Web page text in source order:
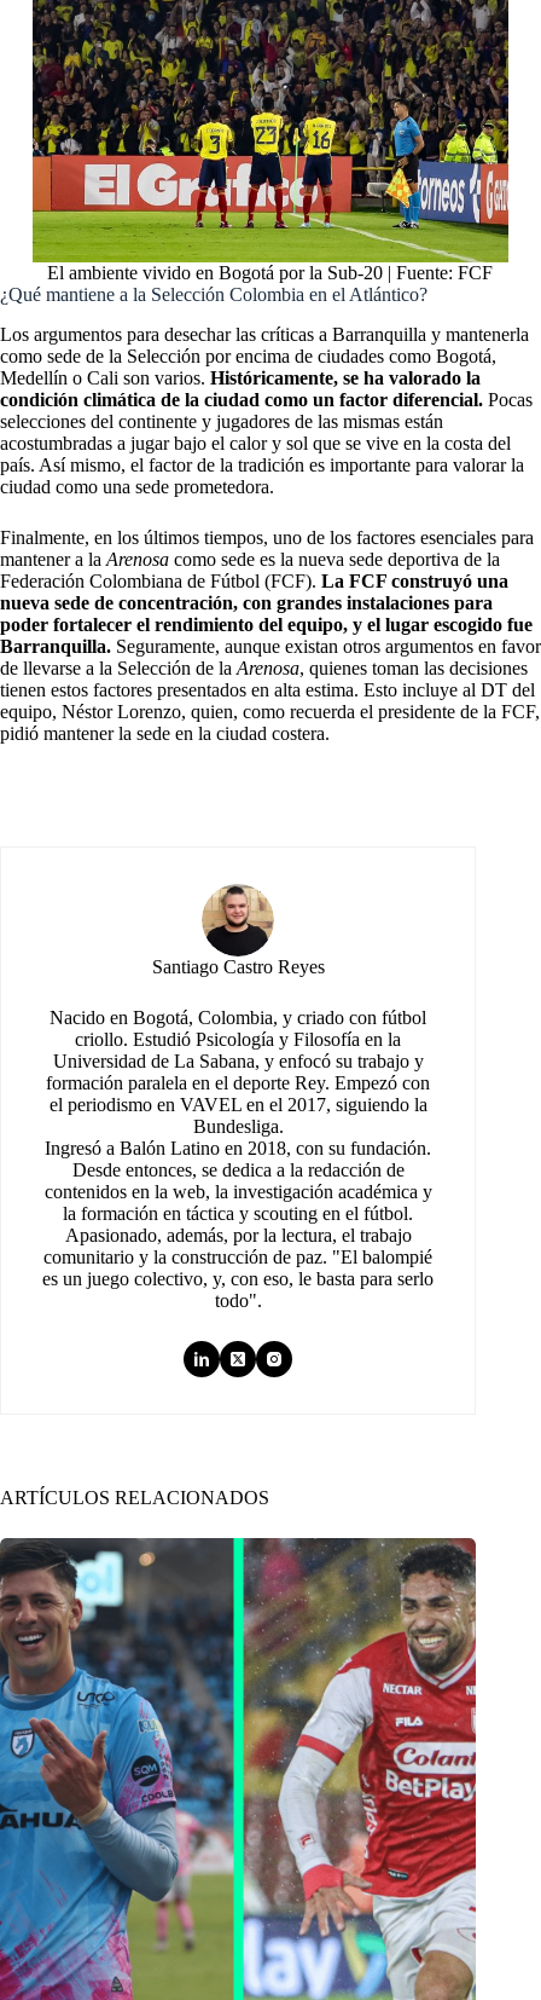
El ambiente vivido en Bogotá por la Sub-20 | Fuente: FCF
¿Qué mantiene a la Selección Colombia en el Atlántico?
Los argumentos para desechar las críticas a Barranquilla y mantenerla
como sede de la Selección por encima de ciudades como Bogotá,
Medellín o Cali son varios. Históricamente, se ha valorado la
condición climática de la ciudad como un factor diferencial. Pocas
selecciones del continente y jugadores de las mismas están
acostumbradas a jugar bajo el calor y sol que se vive en la costa del
país. Así mismo, el factor de la tradición es importante para valorar la
ciudad como una sede prometedora.
Finalmente, en los últimos tiempos, uno de los factores esenciales para
mantener a la Arenosa como sede es la nueva sede deportiva de la
Federación Colombiana de Fútbol (FCF). La FCF construyó una
nueva sede de concentración, con grandes instalaciones para
poder fortalecer el rendimiento del equipo, y el lugar escogido fue
Barranquilla. Seguramente, aunque existan otros argumentos en favor
de llevarse a la Selección de la Arenosa, quienes toman las decisiones
tienen estos factores presentados en alta estima. Esto incluye al DT del
equipo, Néstor Lorenzo, quien, como recuerda el presidente de la FCF,
pidió mantener la sede en la ciudad costera.
Santiago Castro Reyes
Nacido en Bogotá, Colombia, y criado con fútbol
criollo. Estudió Psicología y Filosofía en la
Universidad de La Sabana, y enfocó su trabajo y
formación paralela en el deporte Rey. Empezó con
el periodismo en VAVEL en el 2017, siguiendo la
Bundesliga.
Ingresó a Balón Latino en 2018, con su fundación.
Desde entonces, se dedica a la redacción de
contenidos en la web, la investigación académica y
la formación en táctica y scouting en el fútbol.
Apasionado, además, por la lectura, el trabajo
comunitario y la construcción de paz. "El balompié
es un juego colectivo, y, con eso, le basta para serlo
todo".
ARTÍCULOS RELACIONADOS